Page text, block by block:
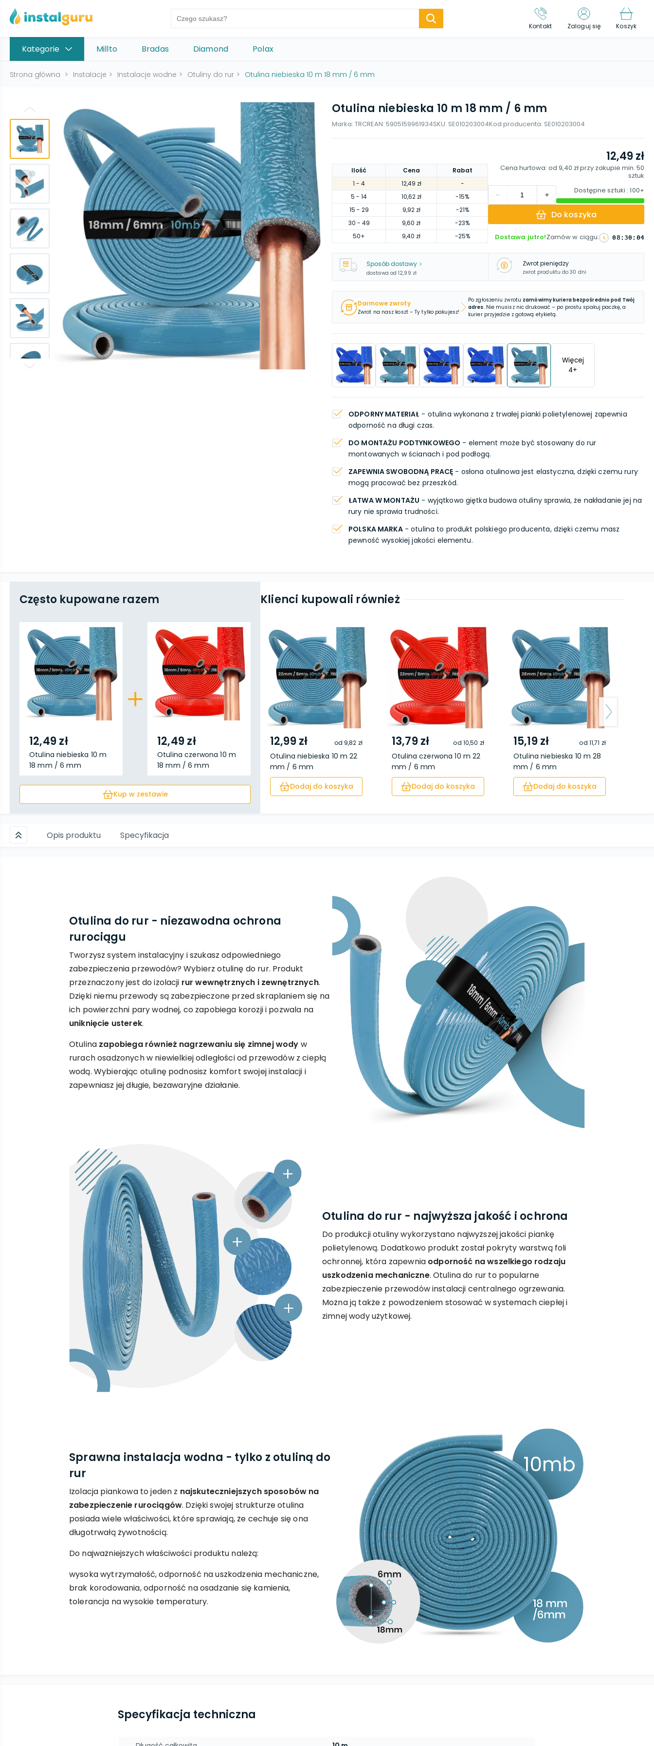
Kontakt Zaloguj się Koszyk
Kategorie Millto Bradas Diamond Polax
Strona główna > Instalacje > Instalacje wodne > Otuliny do rur > Otulina niebieska 10 m 18 mm / 6 mm
Otulina niebieska 10 m 18 mm / 6 mm
Marka: TRCREAN: 5905159961934SKU: SE010203004Kod producenta: SE010203004
Ilość Cena
Rabat
1 - 4 12,49 zł
-
5 - 14 10,62 zł
-15%
15 - 29 9,92 zł
-21%
30 - 49 9,60 zł
-23%
50+ 9,40 zł -25%
12,49 zł
Cena hurtowa: od 9,40 złprzy zakupie min. 50
sztuk
Dostępne sztuki : 100+
Do koszyka
Dostawa jutro!Zamów w ciągu: 08 : 30 : 03
Sposób dostawy
dostawa od 12,99 zł
Zwrot pieniędzy
zwrot produktu do 30 dni
Darmowe zwroty
Zwrot na nasz koszt – Ty tylko pakujesz!
Po zgłoszeniu zwrotu zamówimy kuriera bezpośrednio pod Twój
adres. Nie musisz nic drukować – po prostu spakuj paczkę, a
kurier przyjedzie z gotową etykietą.
Więcej
4+
ODPORNY MATERIAŁ - otulina wykonana z trwałej pianki polietylenowej zapewnia
odporność na długi czas.
DO MONTAŻU PODTYNKOWEGO - element może być stosowany do rur
montowanych w ścianach i pod podłogą.
ZAPEWNIA SWOBODNĄ PRACĘ - osłona otulinowa jest elastyczna, dzięki czemu rury
mogą pracować bez przeszkód.
ŁATWA W MONTAŻU - wyjątkowo giętka budowa otuliny sprawia, że nakładanie jej na
rury nie sprawia trudności.
POLSKA MARKA- otulina to produkt polskiego producenta, dzięki czemu masz
pewność wysokiej jakości elementu.
Często kupowane razem
12,49 zł
Otulina niebieska 10 m
18 mm / 6 mm
12,49 zł
Otulina czerwona 10 m
18 mm / 6 mm
Kup w zestawie
Klienci kupowali również
12,99 zł od 9,82 zł
Otulina niebieska 10 m 22
mm / 6 mm
Dodaj do koszyka
13,79 zł od 10,50 zł
Otulina czerwona 10 m 22
mm / 6 mm
Dodaj do koszyka
15,19 zł od 11,71 zł
Otulina niebieska 10 m 28
mm / 6 mm
Dodaj do koszyka
Opis produktu Specyfikacja
Otulina do rur - niezawodna ochrona
rurociągu
Tworzysz system instalacyjny i szukasz odpowiedniego
zabezpieczenia przewodów? Wybierz otulinę do rur. Produkt
przeznaczony jest do izolacji rur wewnętrznych i zewnętrznych.
Dzięki niemu przewody są zabezpieczone przed skraplaniem się na
ich powierzchni pary wodnej, co zapobiega korozji i pozwala na
uniknięcie usterek.
Otulina zapobiega również nagrzewaniu się zimnej wody w
rurach osadzonych w niewielkiej odległości od przewodów z ciepłą
wodą. Wybierając otulinę podnosisz komfort swojej instalacji i
zapewniasz jej długie, bezawaryjne działanie.
Otulina do rur - najwyższa jakość i ochrona
Do produkcji otuliny wykorzystano najwyższej jakości piankę
polietylenową. Dodatkowo produkt został pokryty warstwą foli
ochronnej, która zapewnia odporność na wszelkiego rodzaju
uszkodzenia mechaniczne. Otulina do rur to popularne
zabezpieczenie przewodów instalacji centralnego ogrzewania.
Można ją także z powodzeniem stosować w systemach ciepłej i
zimnej wody użytkowej.
Sprawna instalacja wodna - tylko z otuliną do
rur
Izolacja piankowa to jeden z najskuteczniejszych sposobów na
zabezpieczenie rurociągów. Dzięki swojej strukturze otulina
posiada wiele właściwości, które sprawiają, że cechuje się ona
długotrwałą żywotnością.
Do najważniejszych właściwości produktu należą:
wysoka wytrzymałość, odporność na uszkodzenia mechaniczne,
brak korodowania, odporność na osadzanie się kamienia,
tolerancja na wysokie temperatury.
Specyfikacja techniczna